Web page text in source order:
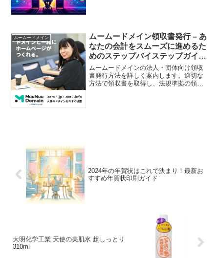
ムームードメイン
ムームードメイン領収書発行 – あ
なたの会計をスムーズに進めるた
めのステップバイステップガイ
ド!
ムームードメインの法人・団体向け領収
書発行方法を詳しく案内します。適切な
方法で領収書を取得し、法規準拠の領収
2024年の年賀状はこれで決まり！最新お
すすめ年賀状印刷ガイド
大明化学工業 天使の美肌水 超しっとり
310ml